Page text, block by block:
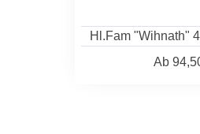
Hl.Fam "Wihnath"
Ab